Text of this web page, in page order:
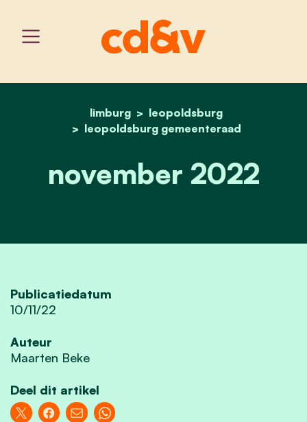
home
limburg
leopoldsburg
leopoldsburg gemeenteraad
november 2022
november 2022
Publicatiedatum
10/11/22
Auteur
Maarten Beke
Deel dit artikel